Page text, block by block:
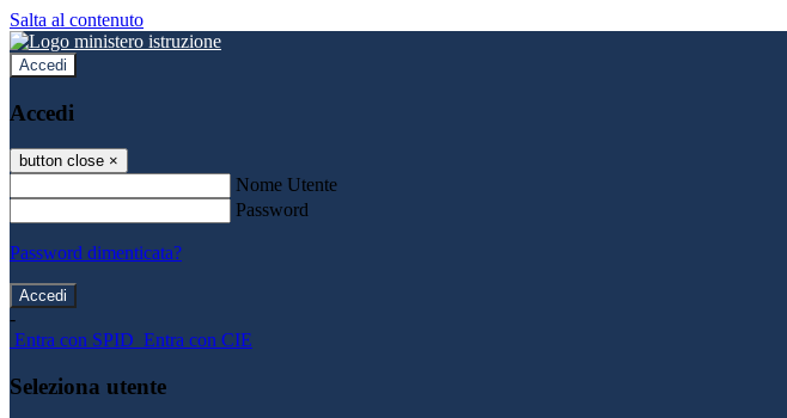
Salta al contenuto
Accedi
Accedi
button close ×
Nome Utente
Password
Password dimenticata?
-
Entra con SPID Entra con CIE
Seleziona utente